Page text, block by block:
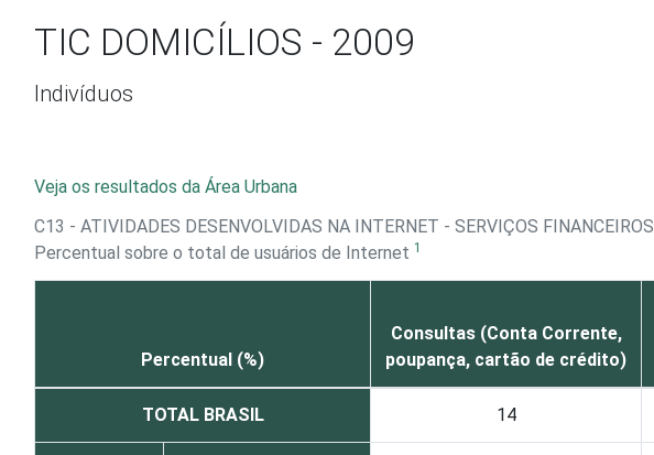
TIC DOMICÍLIOS - 2009
Indivíduos
Veja os resultados da Área Urbana
C13 - ATIVIDADES DESENVOLVIDAS NA INTERNET - SERVIÇOS FINANCEIROS
Percentual sobre o total de usuários de Internet 1
Percentual (%)
Consultas (Conta Corrente,
poupança, cartão de crédito)
TOTAL BRASIL 14